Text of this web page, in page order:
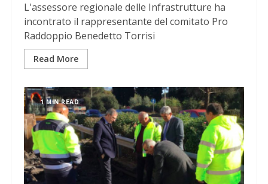
L'assessore regionale delle Infrastrutture ha
incontrato il rappresentante del comitato Pro
Raddoppio Benedetto Torrisi
Read More
1 MIN READ